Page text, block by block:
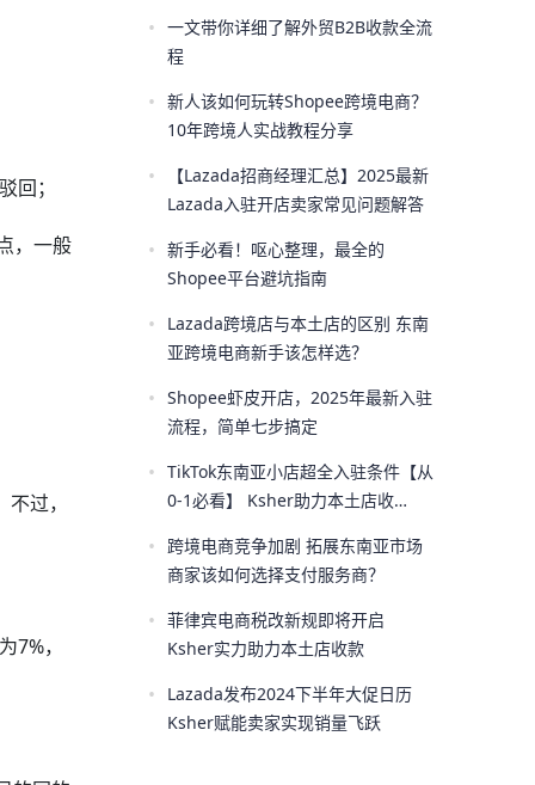
回；
，一般
过，
7%，
• 一文带你详细了解外贸B2B收款全流
程
• 新人该如何玩转Shopee跨境电商？
10年跨境人实战教程分享
•
【Lazada招商经理汇总】2025最新
Lazada入驻开店卖家常见问题解答
• 新手必看！呕心整理，最全的
Shopee平台避坑指南
•
Lazada跨境店与本土店的区别 东南
亚跨境电商新手该怎样选？
• Shopee虾皮开店，2025年最新入驻
流程，简单七步搞定
• TikTok东南亚小店超全入驻条件【从
0-1必看】 Ksher助力本土店收
•
跨境电商竞争加剧 拓展东南亚市场
商家该如何选择支付服务商？
• 菲律宾电商税改新规即将开启
Ksher实力助力本土店收款
•
Lazada发布2024下半年大促日历
Ksher赋能卖家实现销量飞跃